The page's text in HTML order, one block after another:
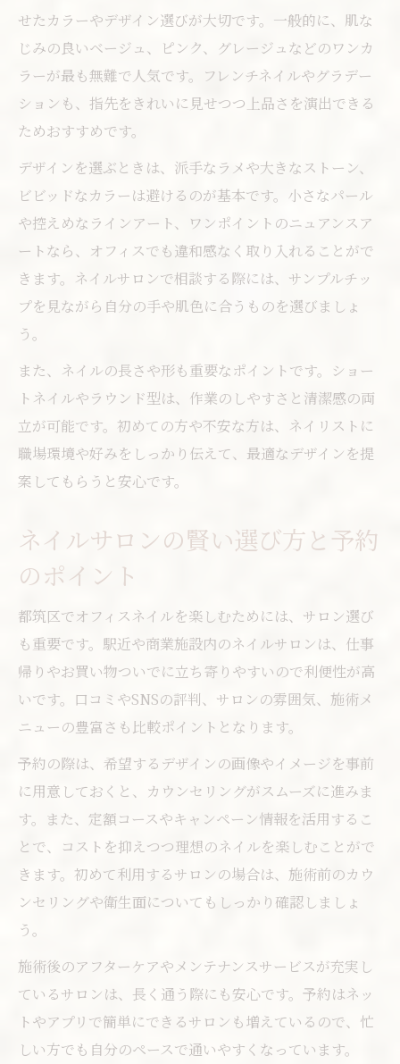
せたカラーやデザイン選びが大切です。一般的に、肌な
じみの良いベージュ、ピンク、グレージュなどのワンカ
ラーが最も無難で人気です。フレンチネイルやグラデー
ションも、指先をきれいに見せつつ上品さを演出できる
ためおすすめです。
デザインを選ぶときは、派手なラメや大きなストーン、
ビビッドなカラーは避けるのが基本です。小さなパール
や控えめなラインアート、ワンポイントのニュアンスア
ートなら、オフィスでも違和感なく取り入れることがで
きます。ネイルサロンで相談する際には、サンプルチッ
プを見ながら自分の手や肌色に合うものを選びましょ
う。
また、ネイルの長さや形も重要なポイントです。ショー
トネイルやラウンド型は、作業のしやすさと清潔感の両
立が可能です。初めての方や不安な方は、ネイリストに
職場環境や好みをしっかり伝えて、最適なデザインを提
案してもらうと安心です。
ネイルサロンの賢い選び方と予約
のポイント
都筑区でオフィスネイルを楽しむためには、サロン選び
も重要です。駅近や商業施設内のネイルサロンは、仕事
帰りやお買い物ついでに立ち寄りやすいので利便性が高
いです。口コミやSNSの評判、サロンの雰囲気、施術メ
ニューの豊富さも比較ポイントとなります。
予約の際は、希望するデザインの画像やイメージを事前
に用意しておくと、カウンセリングがスムーズに進みま
す。また、定額コースやキャンペーン情報を活用するこ
とで、コストを抑えつつ理想のネイルを楽しむことがで
きます。初めて利用するサロンの場合は、施術前のカウ
ンセリングや衛生面についてもしっかり確認しましょ
う。
施術後のアフターケアやメンテナンスサービスが充実し
ているサロンは、長く通う際にも安心です。予約はネッ
トやアプリで簡単にできるサロンも増えているので、忙
しい方でも自分のペースで通いやすくなっています。